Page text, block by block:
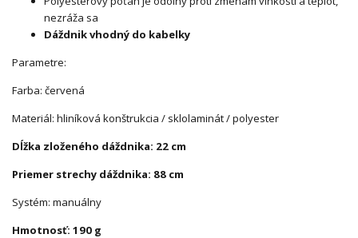
nezráža sa
Dáždnik vhodný do kabelky
Parametre:
Farba: červená
Materiál: hliníková konštrukcia / sklolaminát / polyester
Dĺžka zloženého dáždnika: 22 cm
Priemer strechy dáždnika: 88 cm
Systém: manuálny
Hmotnosť: 190 g